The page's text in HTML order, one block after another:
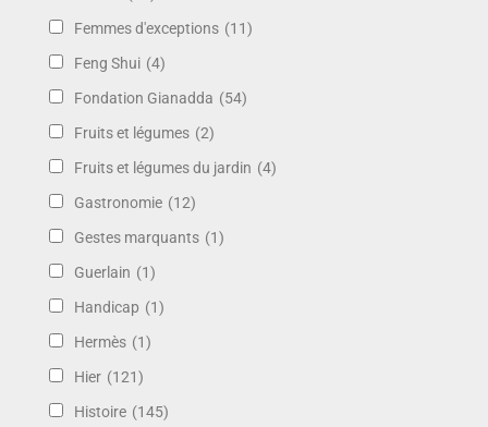
Femmes d'exceptions (11)
Feng Shui (4)
Fondation Gianadda (54)
Fruits et légumes (2)
Fruits et légumes du jardin (4)
Gastronomie (12)
Gestes marquants (1)
Guerlain (1)
Handicap (1)
Hermès (1)
Hier (121)
Histoire (145)